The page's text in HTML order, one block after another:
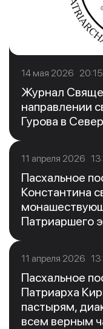
14 мая 2026 20:15
Журнал
направлении
Гурова в
11 апреля 2026
Пасхальное
Константина
Патриаршего
11 апреля 2026
Пасхальное
Патриарха
пастырям,
всем верным